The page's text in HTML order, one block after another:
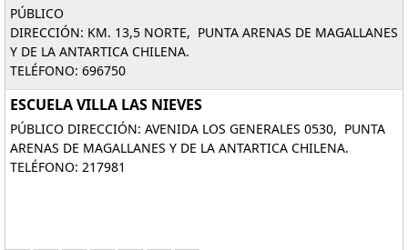
PÚBLICO
DIRECCIÓN: KM. 13,5 NORTE, PUNTA ARENAS DE MAGALLANES
Y DE LA ANTARTICA CHILENA.
TELÉFONO: 696750
ESCUELA VILLA LAS NIEVES
PÚBLICO DIRECCIÓN: AVENIDA LOS GENERALES 0530, PUNTA
ARENAS DE MAGALLANES Y DE LA ANTARTICA CHILENA.
TELÉFONO: 217981